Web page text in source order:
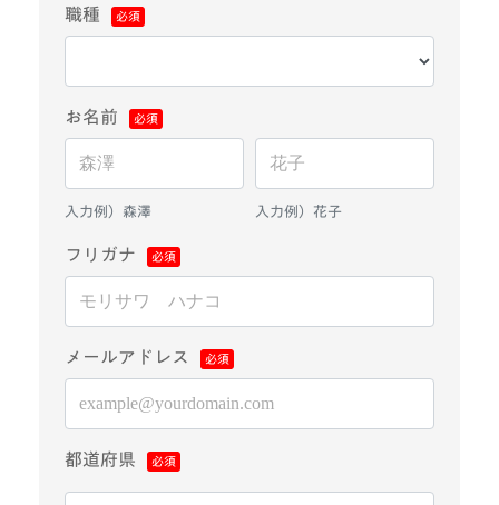
職種
お名前
入力例）森澤 入力例）花子
フリガナ
メールアドレス
都道府県